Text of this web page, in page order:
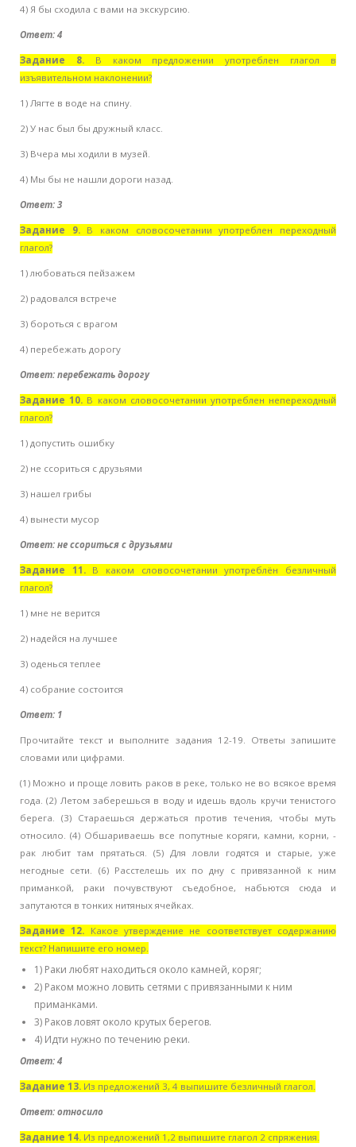
4) Я бы сходила с вами на экскурсию.
Ответ: 4
Задание 8.В каком предложении употреблен глагол в
изъявительном наклонении?
1) Лягте в воде на спину.
2) У нас был бы дружный класс.
3) Вчера мы ходили в музей.
4) Мы бы не нашли дороги назад.
Ответ: 3
Задание 9.В каком словосочетании употреблен переходный
глагол?
1) любоваться пейзажем
2) радовался встрече
3) бороться с врагом
4) перебежать дорогу
Ответ: перебежать дорогу
Задание 10. В каком словосочетании употреблен непереходный
глагол?
1) допустить ошибку
2) не ссориться с друзьями
3) нашел грибы
4) вынести мусор
Ответ: не ссориться с друзьями
Задание 11.В каком словосочетании употреблён безличный
глагол?
1) мне не верится
2) надейся на лучшее
3) оденься теплее
4) собрание состоится
Ответ: 1
Прочитайте текст и выполните задания 12-19. Ответы запишите
словами или цифрами.
(1) Можно и проще ловить раков в реке, только не во всякое время
года. (2) Летом заберешься в воду и идешь вдоль кручи тенистого
берега. (3) Стараешься держаться против течения, чтобы муть
относило. (4) Обшариваешь все попутные коряги, камни, корни, -
рак любит там прятаться. (5) Для ловли годятся и старые, уже
негодные сети. (6) Расстелешь их по дну с привязанной к ним
приманкой, раки почувствуют съедобное, набьются сюда и
запутаются в тонких нитяных ячейках.
Задание 12. Какое утверждение не соответствует содержанию
текст? Напишите его номер.
1) Раки любят находиться около камней, коряг;
2) Раком можно ловить сетями с привязанными к ним
приманками.
3) Раков ловят около крутых берегов.
4) Идти нужно по течению реки.
Ответ: 4
Задание 13. Из предложений 3, 4 выпишите безличный глагол.
Ответ: относило
Задание 14. Из предложений 1,2 выпишите глагол 2 спряжения.